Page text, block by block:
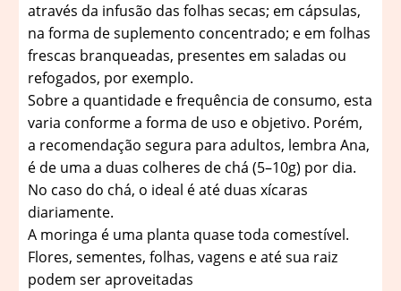
através da infusão das folhas secas; em cápsulas,
na forma de suplemento concentrado; e em folhas
frescas branqueadas, presentes em saladas ou
refogados, por exemplo.
Sobre a quantidade e frequência de consumo, esta
varia conforme a forma de uso e objetivo. Porém,
a recomendação segura para adultos, lembra Ana,
é de uma a duas colheres de chá (5–10g) por dia.
No caso do chá, o ideal é até duas xícaras
diariamente.
A moringa é uma planta quase toda comestível.
Flores, sementes, folhas, vagens e até sua raiz
podem ser aproveitadas